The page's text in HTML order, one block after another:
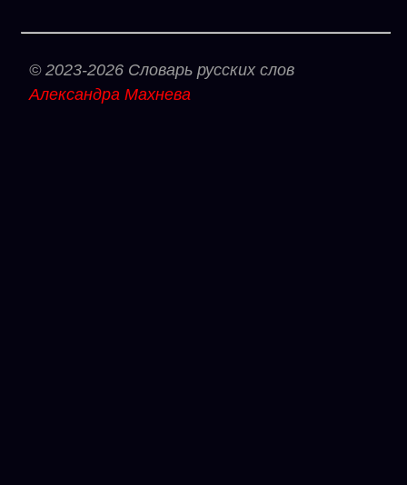
© 2023-2026 Словарь русских слов
Александра Махнева